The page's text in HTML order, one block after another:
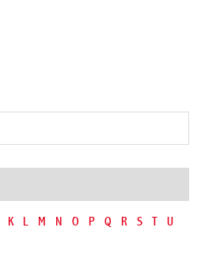
K L M N O P Q R S T
U